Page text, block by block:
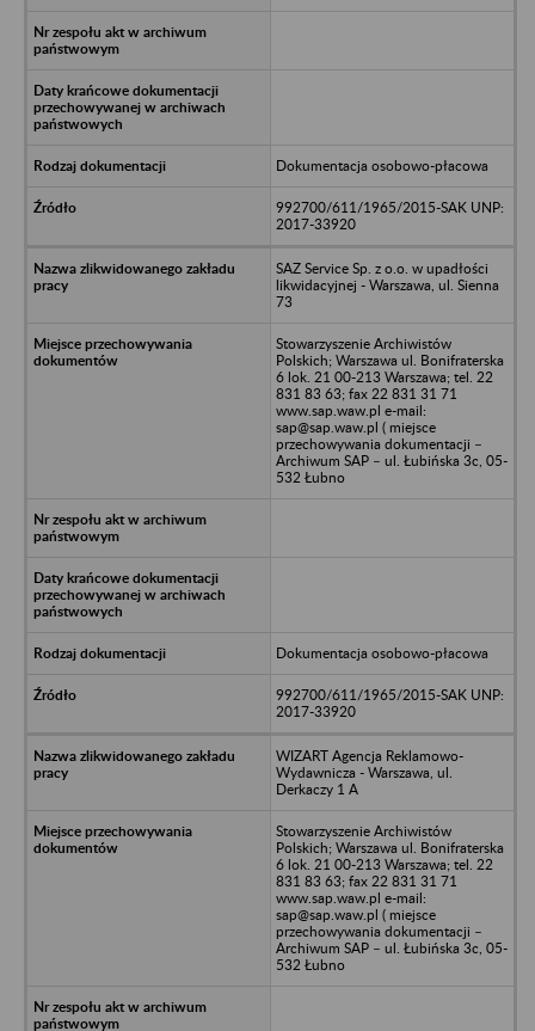
Dokumentacja osobowo-płacowa
992700/611/1965/2015-SAK UNP:
2017-33920
SAZ Service Sp. z o.o. w upadłości
likwidacyjnej - Warszawa, ul. Sienna
73
Stowarzyszenie Archiwistów
Polskich; Warszawa ul. Bonifraterska
6 lok. 21 00-213 Warszawa; tel. 22
831 83 63; fax 22 831 31 71
www.sap.waw.pl e-mail:
sap@sap.waw.pl ( miejsce
przechowywania dokumentacji –
Archiwum SAP – ul. Łubińska 3c, 05-
532 Łubno
Dokumentacja osobowo-płacowa
992700/611/1965/2015-SAK UNP:
2017-33920
WIZART Agencja Reklamowo-
Wydawnicza - Warszawa, ul.
Derkaczy 1 A
Stowarzyszenie Archiwistów
Polskich; Warszawa ul. Bonifraterska
6 lok. 21 00-213 Warszawa; tel. 22
831 83 63; fax 22 831 31 71
www.sap.waw.pl e-mail:
sap@sap.waw.pl ( miejsce
przechowywania dokumentacji –
Archiwum SAP – ul. Łubińska 3c, 05-
532 Łubno